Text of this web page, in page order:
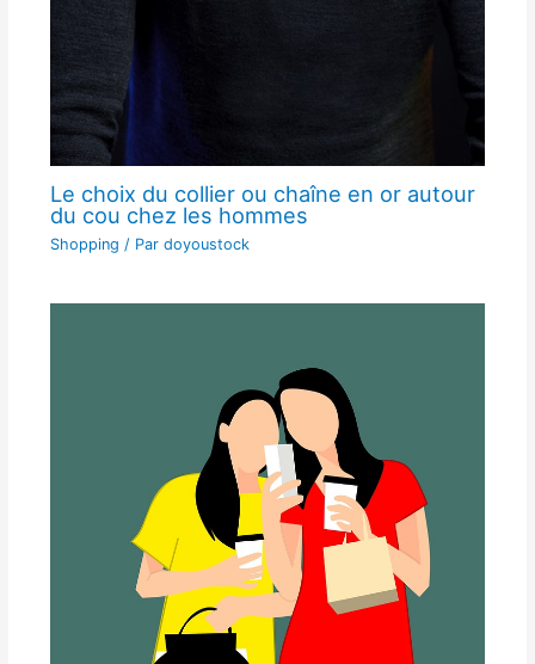
Le choix du collier ou chaîne en or autour
du cou chez les hommes
Shopping / Par doyoustock